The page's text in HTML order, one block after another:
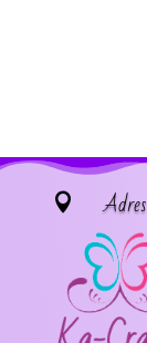
 Adres